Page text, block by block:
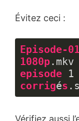
code :
(css)
Évitez ceci :
Episode-
1080p.mkv
episode 1
corrigés
code :
Vérifiez aussi